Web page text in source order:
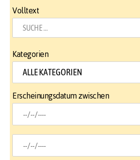
Volltext
Kategorien
Erscheinungsdatum zwischen